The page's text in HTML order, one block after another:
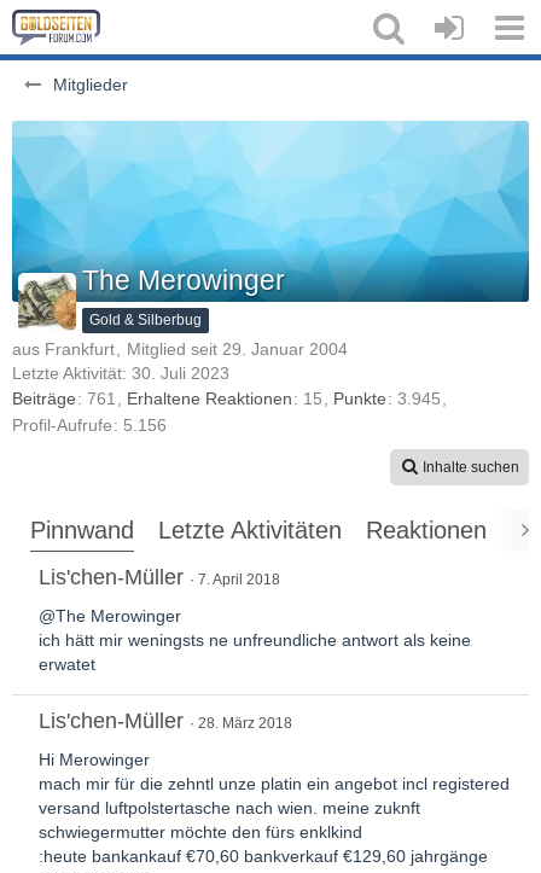
Mitglieder
The Merowinger
Gold & Silberbug
aus Frankfurt
Mitglied seit 29. Januar 2004
Letzte Aktivität: 30. Juli 2023
Beiträge
761 Erhaltene Reaktionen 15 Punkte
3.945
Profil-Aufrufe
5.156
Inhalte suchen
Pinnwand Letzte Aktivitäten Reaktionen
Lis'chen-Müller 7. April 2018
@The Merowinger
ich hätt mir weningsts ne unfreundliche antwort als keine
erwatet
Lis'chen-Müller 28. März 2018
Hi Merowinger
mach mir für die zehntl unze platin ein angebot incl registered
versand luftpolstertasche nach wien. meine zuknft
schwiegermutter möchte den fürs enklkind
:heute bankankauf €70,60 bankverkauf €129,60 jahrgänge